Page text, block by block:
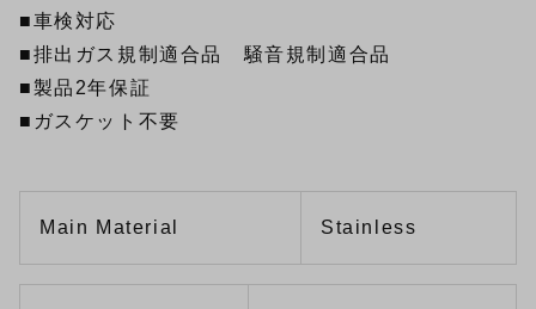
■車検対応
■排出ガス規制適合品 騒音規制適合品
■製品2年保証
■ガスケット不要
Main Material Stainless